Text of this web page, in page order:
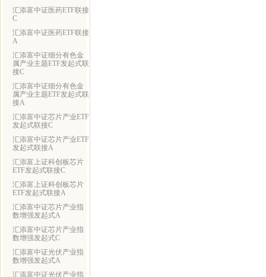
汇添富中证医药ETF联接
C
汇添富中证医药ETF联接
A
汇添富中证细分有色金
属产业主题ETF发起式联
接C
汇添富中证细分有色金
属产业主题ETF发起式联
接A
汇添富中证芯片产业ETF
发起式联接C
汇添富中证芯片产业ETF
发起式联接A
汇添富上证科创板芯片
ETF发起式联接C
汇添富上证科创板芯片
ETF发起式联接A
汇添富中证芯片产业指
数增强发起式A
汇添富中证芯片产业指
数增强发起式C
汇添富中证光伏产业指
数增强发起式A
汇添富中证光伏产业指